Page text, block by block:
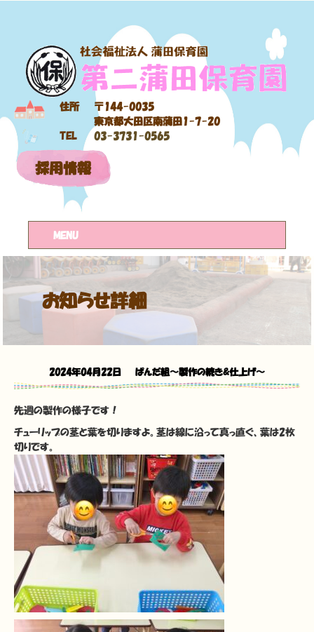
住所
〒144-0035
東京都大田区南蒲田1-7-20
TEL
03-3731-0565
採用情報
MENU
お知らせ詳細
2024年04月22日 ぱんだ組〜製作の続き&仕上げ〜
先週の製作の様子です！
チューリップの茎と葉を切りますよ。茎は線に沿って真っ直ぐ、葉は2枚
切りです。